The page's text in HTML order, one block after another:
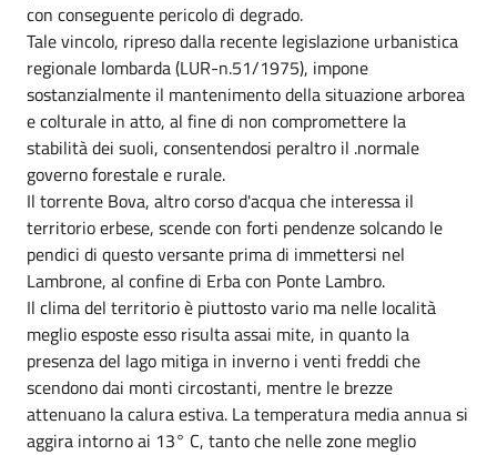
con conseguente pericolo di degrado.
Tale vincolo, ripreso dalla recente legislazione urbanistica
regionale lombarda (LUR-n.51/1975), impone
sostanzialmente il mantenimento della situazione arborea
e colturale in atto, al fine di non compromettere la
stabilità dei suoli, consentendosi peraltro il .normale
governo forestale e rurale.
Il torrente Bova, altro corso d'acqua che interessa il
territorio erbese, scende con forti pendenze solcando le
pendici di questo versante prima di immettersi nel
Lambrone, al confine di Erba con Ponte Lambro.
Il clima del territorio è piuttosto vario ma nelle località
meglio esposte esso risulta assai mite, in quanto la
presenza del lago mitiga in inverno i venti freddi che
scendono dai monti circostanti, mentre le brezze
attenuano la calura estiva. La temperatura media annua si
aggira intorno ai 13° C, tanto che nelle zone meglio